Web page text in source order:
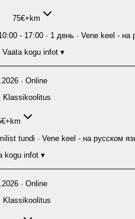
75€+km
Онлайн, Veebikeskkond ZOOM · 10:00 -
Vaata kogu infot ▾
· Online
Klassikoolitus
€+km
tundi · Vene keel - на русском
kogu infot ▾
· Online
Klassikoolitus